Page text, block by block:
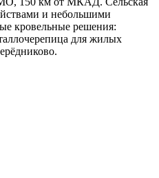
и небольшими
кровельные решения:
для жилых